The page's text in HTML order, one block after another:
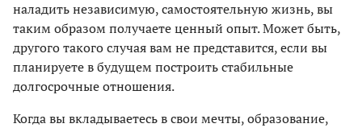
наладить независимую, самостоятельную жизнь, вы
таким образом получаете ценный опыт. Может быть,
другого такого случая вам не представится, если вы
планируете в будущем построить стабильные
долгосрочные отношения.
Когда вы вкладываетесь в свои мечты, образование,